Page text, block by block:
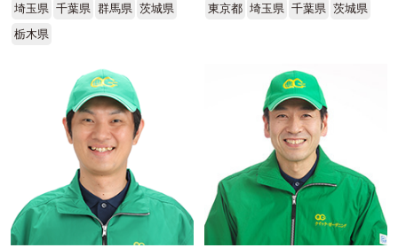
埼玉県 千葉県 群馬県 茨城県
栃木県
東京都 埼玉県 千葉県 茨城県